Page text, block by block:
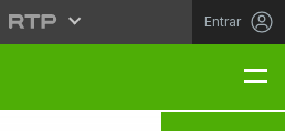
Entrar